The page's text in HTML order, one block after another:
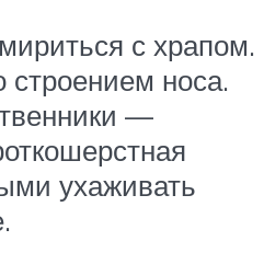
с храпом.
строением носа.
—
ухаживать